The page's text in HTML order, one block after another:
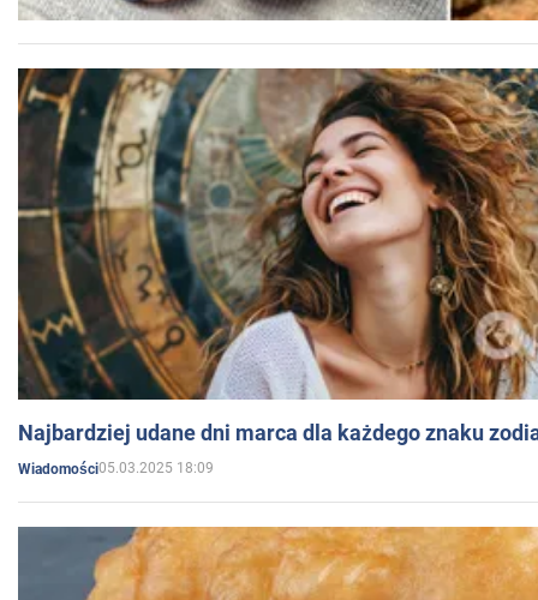
Najbardziej udane dni marca dla każdego znaku
Wiadomości05.03.2025 18:09